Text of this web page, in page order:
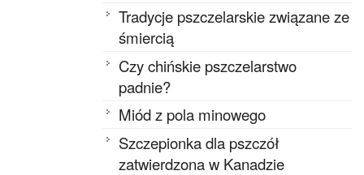
Tradycje pszczelarskie związane ze
śmiercią
Czy chińskie pszczelarstwo
padnie?
Miód z pola minowego
Szczepionka dla pszczół
zatwierdzona w Kanadzie